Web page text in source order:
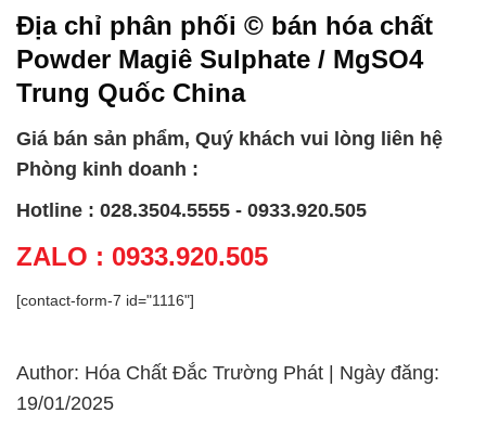
Địa chỉ phân phối © bán hóa chất
Powder Magiê Sulphate / MgSO4
Trung Quốc China
Giá bán sản phẩm, Quý khách vui lòng liên hệ
Phòng kinh doanh :
Hotline : 028.3504.5555 - 0933.920.505
ZALO : 0933.920.505
[contact-form-7 id="1116"]
Author: Hóa Chất Đắc Trường Phát | Ngày đăng:
19/01/2025